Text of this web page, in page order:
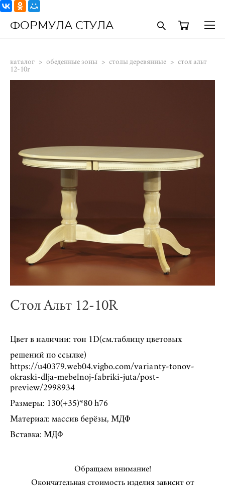
ФОРМУЛА СТУЛА
каталог > обеденные зоны > столы деревянные > стол альт
12-10r
Стол Альт 12-10R
Цвет в наличии: тон 1D(см.таблицу цветовых
решений по ссылке)
https://u40379.web04.vigbo.com/varianty-tonov-
okraski-dlja-mebelnoj-fabriki-juta/post-
preview/2998934
Размеры: 130(+35)*80 h76
Материал: массив берёзы, МДФ
Вставка: МДФ
Обращаем внимание!
Окончательная стоимость изделия зависит от